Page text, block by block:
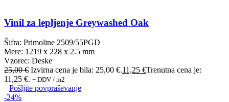
Vinil za lepljenje Greywashed Oak
Šifra: Primoline 2509/55PGD
Mere: 1219 x 228 x 2.5 mm
Vzorec: Deske
25,00€ Izvirna cena je bila: 25,00 €.11,25 €Trenutna cena je:
11,25 €. + DDV / m2
Pošljite povpraševanje
-24%